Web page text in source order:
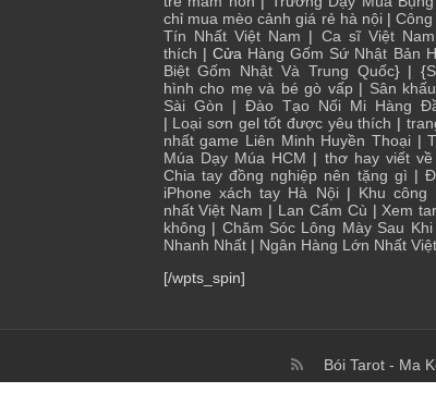
chỉ mua mèo cảnh giá rẻ hà nội|
Tín Nhất Việt Nam | Ca sĩ Việt
thích | Cửa Hàng Gốm Sứ Nhật Bản
Biệt Gốm Nhật Và Trung Quốc} | {
hình cho mẹ và bé gò vấp| Sân
Sài Gòn | Đào Tạo Nối Mi Hàng
| Loại sơn gel tốt được yêu thích |
nhất game Liên Minh Huyền Thoại|
Múa Dạy Múa HCM | thơ hay viết
Chia tay đồng nghiệp nên tặng gì |
iPhone xách tay Hà Nội| Khu công
nhất Việt Nam | Lan Cẩm Cù | Xem
không | Chăm Sóc Lông Mày Sau
Nhanh Nhất| Ngân Hàng Lớn Nhất
[/wpts_spin]
Bói Tarot - Ma